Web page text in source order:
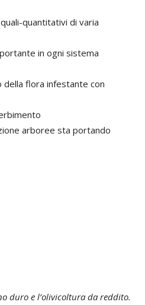
quantitativi di varia
in ogni sistema
flora infestante con
arboree sta portando
duro e l’olivicoltura da reddito.